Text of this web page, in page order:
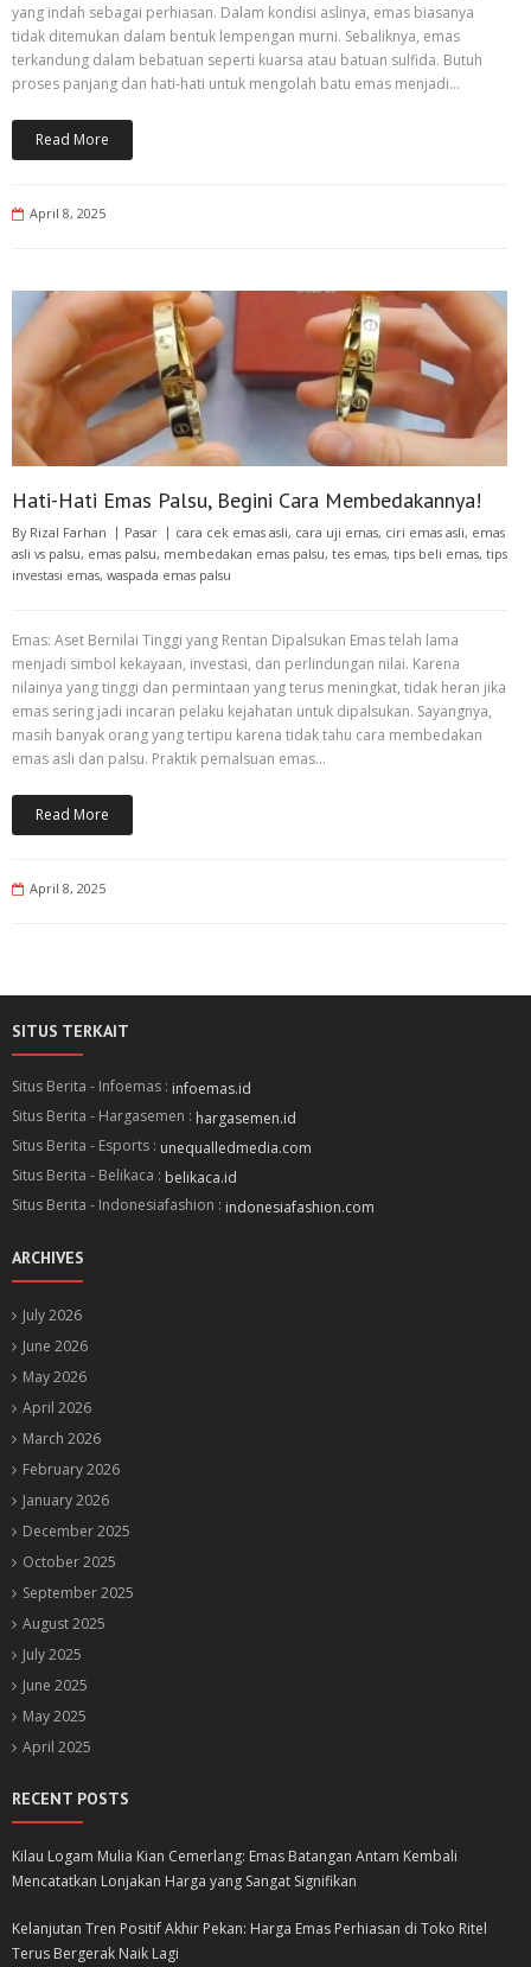
yang indah sebagai perhiasan. Dalam kondisi aslinya, emas biasanya
tidak ditemukan dalam bentuk lempengan murni. Sebaliknya, emas
terkandung dalam bebatuan seperti kuarsa atau batuan sulfida. Butuh
proses panjang dan hati-hati untuk mengolah batu emas menjadi…
Read More
April 8, 2025
Hati-Hati Emas Palsu, Begini Cara Membedakannya!
By Rizal Farhan Pasar cara cek emas asli, cara uji emas, ciri emas asli, emas
asli vs palsu, emas palsu, membedakan emas palsu, tes emas, tips beli emas, tips
investasi emas, waspada emas palsu
Emas: Aset Bernilai Tinggi yang Rentan Dipalsukan Emas telah lama
menjadi simbol kekayaan, investasi, dan perlindungan nilai. Karena
nilainya yang tinggi dan permintaan yang terus meningkat, tidak heran jika
emas sering jadi incaran pelaku kejahatan untuk dipalsukan. Sayangnya,
masih banyak orang yang tertipu karena tidak tahu cara membedakan
emas asli dan palsu. Praktik pemalsuan emas…
Read More
April 8, 2025
SITUS TERKAIT
Situs Berita - Infoemas : infoemas.id
Situs Berita - Hargasemen : hargasemen.id
Situs Berita - Esports : unequalledmedia.com
Situs Berita - Belikaca : belikaca.id
Situs Berita - Indonesiafashion : indonesiafashion.com
ARCHIVES
July 2026
June 2026
May 2026
April 2026
March 2026
February 2026
January 2026
December 2025
October 2025
September 2025
August 2025
July 2025
June 2025
May 2025
April 2025
RECENT POSTS
Kilau Logam Mulia Kian Cemerlang: Emas Batangan Antam Kembali
Mencatatkan Lonjakan Harga yang Sangat Signifikan
Kelanjutan Tren Positif Akhir Pekan: Harga Emas Perhiasan di Toko Ritel
Terus Bergerak Naik Lagi